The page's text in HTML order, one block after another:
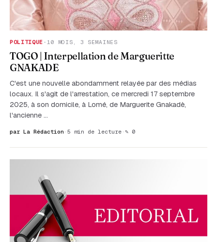
POLITIQUE · 10 MOIS, 3 SEMAINES
TOGO | Interpellation de Margueritte
GNAKADE
C'est une nouvelle abondamment relayée par des médias
locaux. Il s'agit de l'arrestation, ce mercredi 17 septembre
2025, à son domicile, à Lomé, de Marguerite Gnakadè,
l'ancienne …
par La Rédaction · 5 min de lecture · ✎ 0